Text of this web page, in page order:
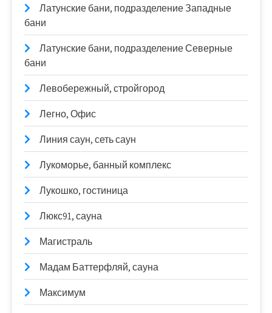
Латунские бани, подразделение Западные
бани
Латунские бани, подразделение Северные
бани
Левобережный, стройгород
Легно, Офис
Линия саун, сеть саун
Лукоморье, банный комплекс
Лукошко, гостиница
Люкс91, сауна
Магистраль
Мадам Баттерфляй, сауна
Максимум